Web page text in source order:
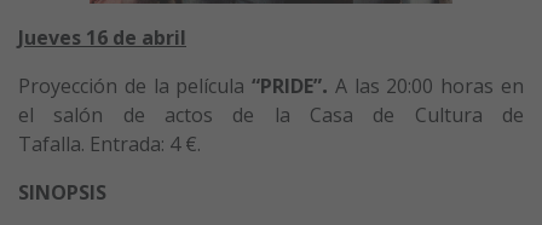
Jueves 16 de abril
Proyección de la película “PRIDE”. A las 20:00 horas en
el salón de actos de la Casa de Cultura de
Tafalla. Entrada: 4 €.
SINOPSIS